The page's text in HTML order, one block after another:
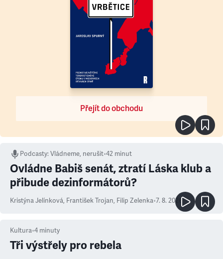
Přejít do obchodu
Podcasty:Vládneme, nerušit•42 minut
Ovládne Babiš senát, ztratí Láska klub a
přibude dezinformátorů?
Kristýna Jelínková, František Trojan, Filip Zelenka•7. 8. 2026
Kultura•4 minuty
Tři výstřely pro rebela